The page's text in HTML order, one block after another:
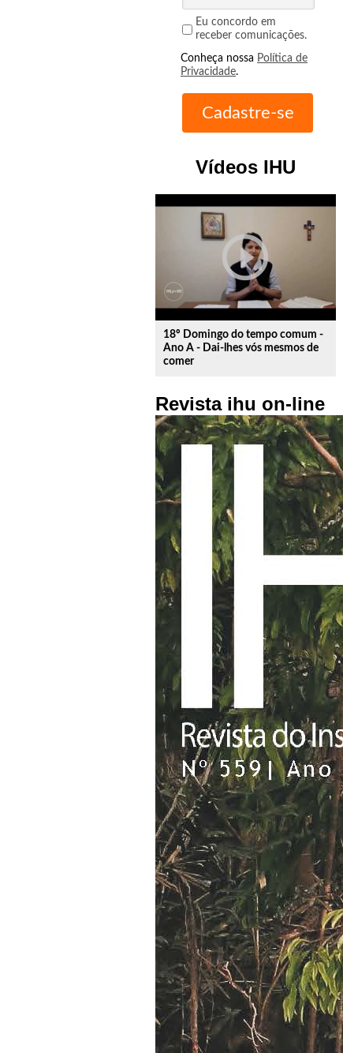
Eu concordo em
receber comunicações.
Conheça nossa Política de
Privacidade.
Vídeos IHU
play_circle_outline
18º Domingo do tempo comum -
Ano A - Dai-lhes vós mesmos de
comer
Revista ihu on-line